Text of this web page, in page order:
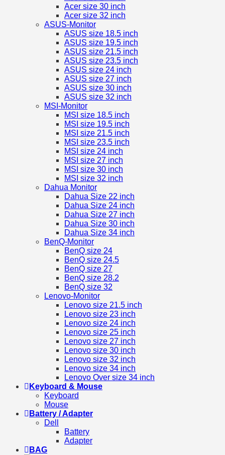
Acer size 30 inch
Acer size 32 inch
ASUS-Monitor
ASUS size 18.5 inch
ASUS size 19.5 inch
ASUS size 21.5 inch
ASUS size 23.5 inch
ASUS size 24 inch
ASUS size 27 inch
ASUS size 30 inch
ASUS size 32 inch
MSI-Monitor
MSI size 18.5 inch
MSI size 19.5 inch
MSI size 21.5 inch
MSI size 23.5 inch
MSI size 24 inch
MSI size 27 inch
MSI size 30 inch
MSI size 32 inch
Dahua Monitor
Dahua Size 22 inch
Dahua Size 24 inch
Dahua Size 27 inch
Dahua Size 30 inch
Dahua Size 34 inch
BenQ-Monitor
BenQ size 24
BenQ size 24.5
BenQ size 27
BenQ size 28.2
BenQ size 32
Lenovo-Monitor
Lenovo size 21.5 inch
Lenovo size 23 inch
Lenovo size 24 inch
Lenovo size 25 inch
Lenovo size 27 inch
Lenovo size 30 inch
Lenovo size 32 inch
Lenovo size 34 inch
Lenovo Over size 34 inch
Keyboard & Mouse
Keyboard
Mouse
Battery / Adapter
Dell
Battery
Adapter
BAG